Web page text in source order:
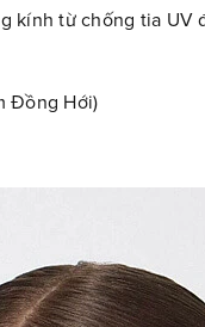
kính từ chống tia
Đồng Hới)